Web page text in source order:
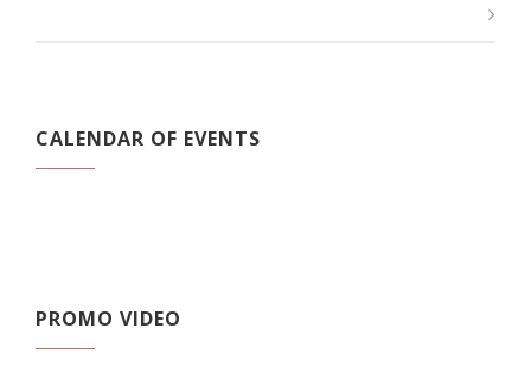
CALENDAR OF EVENTS
PROMO VIDEO